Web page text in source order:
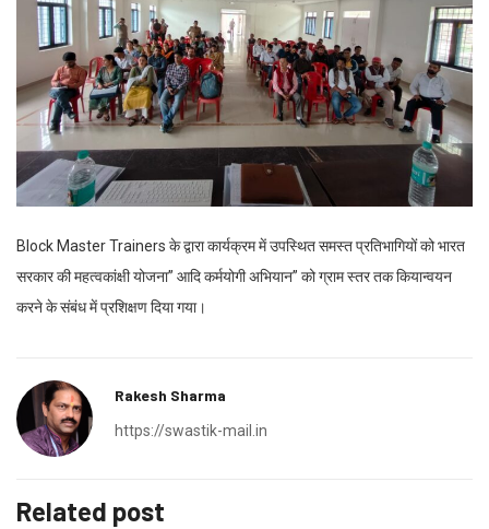
Block Master Trainers के द्वारा कार्यक्रम में उपस्थित समस्त प्रतिभागियों को भारत
सरकार की महत्वकांक्षी योजना” आदि कर्मयोगी अभियान” को ग्राम स्तर तक कियान्वयन
करने के संबंध में प्रशिक्षण दिया गया।
Rakesh Sharma
https://swastik-mail.in
Related post